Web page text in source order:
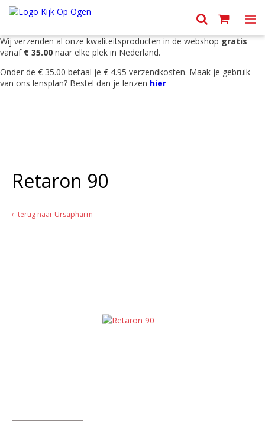
Wij verzenden al onze kwaliteitsproducten in de webshop gratis
vanaf € 35.00 naar elke plek in Nederland.
Onder de € 35.00 betaal je € 4.95 verzendkosten. Maak je gebruik
van ons lensplan? Bestel dan je lenzen hier
Retaron 90
terug naar Ursapharm